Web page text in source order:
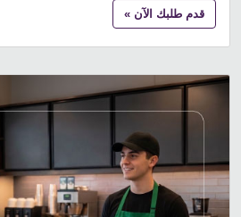
قدم طلبك الآن »